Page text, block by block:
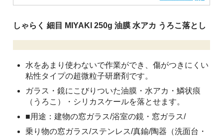
厨房消耗品
バケツ
履物
介護用品
安全用品
ピーピースルーシリーズ
会社案内
しゃらく 細目 MIYAKI 250g 油膜 水アカ うろこ落とし
水をあまり使わないで作業ができ、傷がつきにくい
粘性タイプの超微粒子研磨剤です。
ガラス・鏡にこびりついた油膜・水アカ・鱗状痕
（うろこ）・シリカスケールを落とせます。
■用途：建物の窓ガラス/浴室の鏡・窓ガラス/
乗り物の窓ガラス/ステンレス/真鍮/陶器（洗面台・